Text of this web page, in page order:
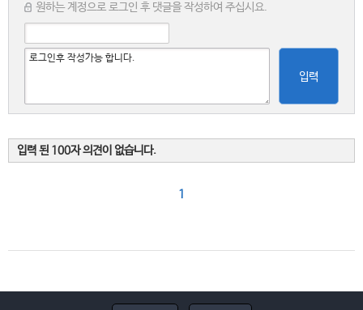
원하는 계정으로 로그인 후 댓글을 작성하여 주십시요.
입력
입력 된 100자 의견이 없습니다.
1